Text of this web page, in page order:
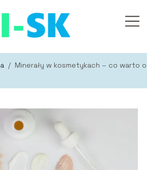
/ Minerały w kosmetykach – co warto o